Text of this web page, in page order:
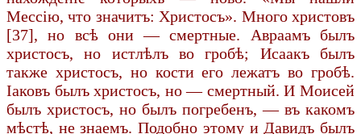
Мессію, что значитъ: Христосъ». Много христовъ
[37], но всѣ они — смертные. Авраамъ былъ
христосъ, но истлѣлъ во гробѣ; Исаакъ былъ
также христосъ, но кости его лежатъ во гробѣ.
Іаковъ былъ христосъ, но — смертный. И Моисей
былъ христосъ, но былъ погребенъ, — въ какомъ
мѣстѣ, не знаемъ. Подобно этому и Давидъ былъ